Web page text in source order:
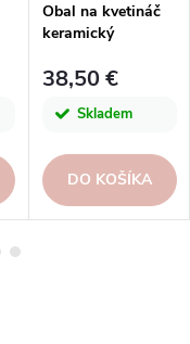
Obal na kvetináč
keramický
pr.35x32cm, sv.
38,50 €
Skladem
DO KOŠÍKA